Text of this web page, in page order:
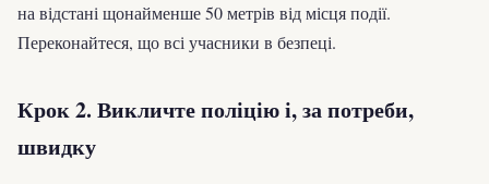
на відстані щонайменше 50 метрів від місця події.
Переконайтеся, що всі учасники в безпеці.
Крок 2. Викличте поліцію і, за потреби,
швидку